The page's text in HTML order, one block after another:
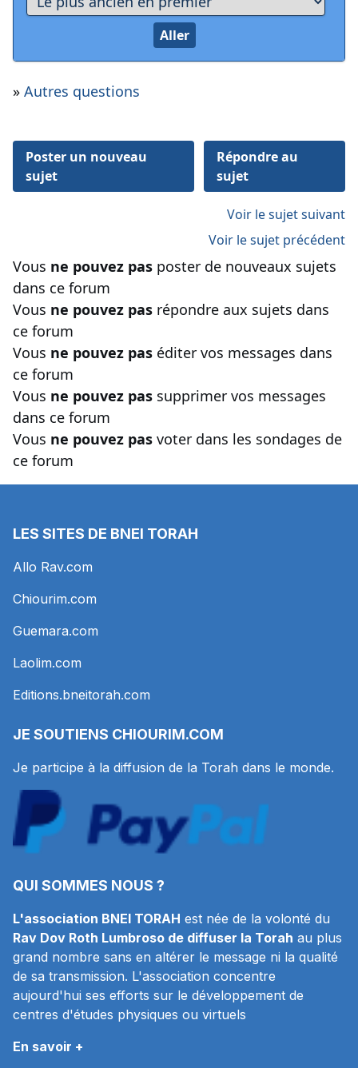
» Autres questions
Poster un nouveau
sujet
Répondre au
sujet
Voir le sujet suivant
Voir le sujet précédent
Vous ne pouvez pas poster de nouveaux sujets
dans ce forum
Vous ne pouvez pas répondre aux sujets dans
ce forum
Vous ne pouvez pas éditer vos messages dans
ce forum
Vous ne pouvez pas supprimer vos messages
dans ce forum
Vous ne pouvez pas voter dans les sondages de
ce forum
LES SITES DE BNEI TORAH
Allo Rav.com
Chiourim.com
Guemara.com
Laolim.com
Editions.bneitorah.com
JE SOUTIENS CHIOURIM.COM
Je participe à la diffusion de la Torah dans le monde.
QUI SOMMES NOUS ?
L'association BNEI TORAH est née de la volonté du
Rav Dov Roth Lumbroso de diffuser la Torah au plus
grand nombre sans en altérer le message ni la qualité
de sa transmission. L'association concentre
aujourd'hui ses efforts sur le développement de
centres d'études physiques ou virtuels
En savoir +